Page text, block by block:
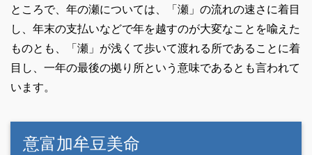
ところで、年の瀬については、「瀬」の流れの速さに着目
し、年末の支払いなどで年を越すのが大変なことを喩えた
ものとも、「瀬」が浅くて歩いて渡れる所であることに着
目し、一年の最後の拠り所という意味であるとも言われて
います。
意富加牟豆美命